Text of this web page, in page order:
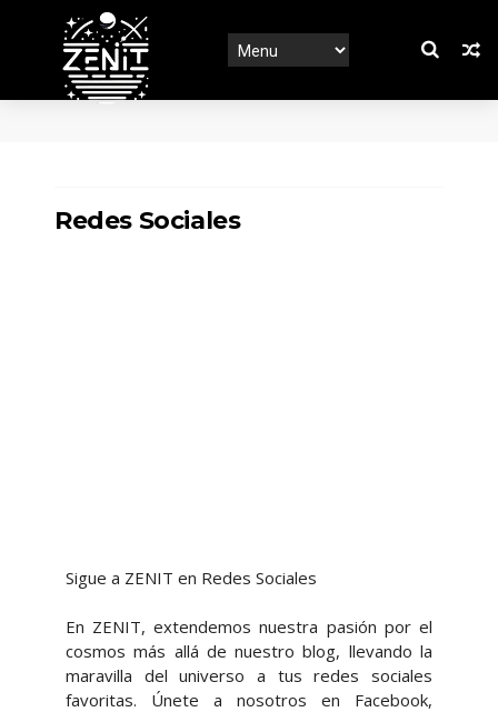
Redes Sociales
Sigue a ZENIT en Redes Sociales
En ZENIT, extendemos nuestra pasión por el
cosmos más allá de nuestro blog, llevando la
maravilla del universo a tus redes sociales
favoritas. Únete a nosotros en Facebook,